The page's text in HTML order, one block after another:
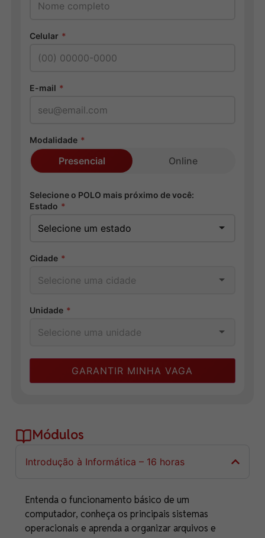
Celular *
E-mail *
Modalidade *
Presencial Online
Selecione o POLO mais próximo de você:
Estado *
Cidade *
Unidade *
GARANTIR MINHA VAGA
Módulos
Introdução à Informática – 16 horas
Entenda o funcionamento básico de um
computador, conheça os principais sistemas
operacionais e aprenda a organizar arquivos e